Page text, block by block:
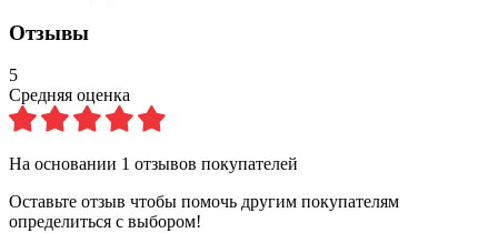
Отзывы
5
Средняя оценка
На основании 1 отзывов покупателей
Оставьте отзыв чтобы помочь другим покупателям
определиться с выбором!